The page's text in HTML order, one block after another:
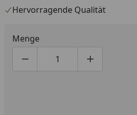
Hervorragende Qualität
Menge
Produktmenge um eins
Produktmenge